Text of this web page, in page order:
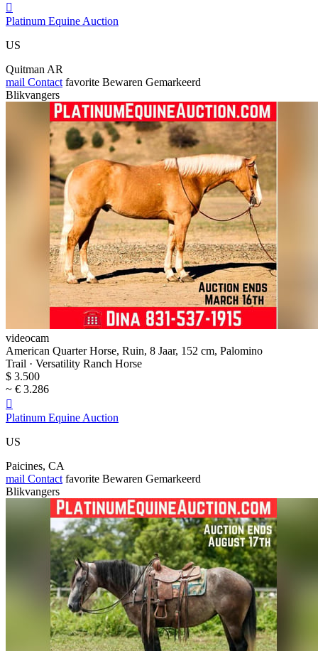

Platinum Equine Auction
US
Quitman AR
mail Contact favorite Bewaren Gemarkeerd
Blikvangers
videocam
American Quarter Horse, Ruin, 8 Jaar, 152 cm, Palomino
Trail · Versatility Ranch Horse
$ 3.500
~ € 3.286

Platinum Equine Auction
US
Paicines, CA
mail Contact favorite Bewaren Gemarkeerd
Blikvangers